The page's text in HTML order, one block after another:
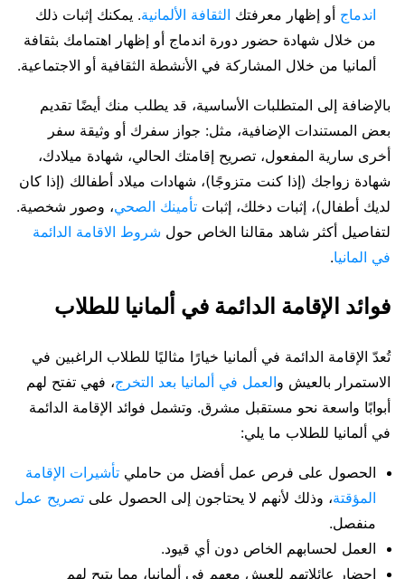
اندماج أو إظهار معرفتك الثقافة الألمانية. يمكنك إثبات ذلك
من خلال شهادة حضور دورة اندماج أو إظهار اهتمامك بثقافة
ألمانيا من خلال المشاركة في الأنشطة الثقافية أو الاجتماعية.
بالإضافة إلى المتطلبات الأساسية، قد يطلب منك أيضًا تقديم
بعض المستندات الإضافية، مثل: جواز سفرك أو وثيقة سفر
أخرى سارية المفعول، تصريح إقامتك الحالي، شهادة ميلادك،
شهادة زواجك (إذا كنت متزوجًا)، شهادات ميلاد أطفالك (إذا كان
لديك أطفال)، إثبات دخلك، إثبات تأمينك الصحي، وصور شخصية.
لتفاصيل أكثر شاهد مقالنا الخاص حول شروط الاقامة الدائمة
في المانيا.
فوائد الإقامة الدائمة في ألمانيا للطلاب
تُعدّ الإقامة الدائمة في ألمانيا خيارًا مثاليًا للطلاب الراغبين في
الاستمرار بالعيش والعمل في ألمانيا بعد التخرج، فهي تفتح لهم
أبوابًا واسعة نحو مستقبل مشرق. وتشمل فوائد الإقامة الدائمة
في ألمانيا للطلاب ما يلي:
الحصول على فرص عمل أفضل من حاملي تأشيرات الإقامة
المؤقتة، وذلك لأنهم لا يحتاجون إلى الحصول على تصريح عمل
منفصل.
العمل لحسابهم الخاص دون أي قيود.
إحضار عائلاتهم للعيش معهم في ألمانيا، مما يتيح لهم